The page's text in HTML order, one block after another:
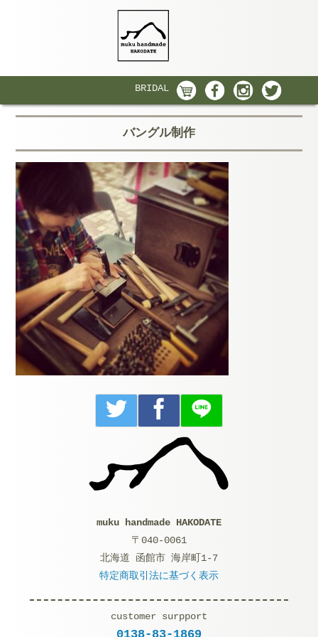
BRIDAL
バングル制作
muku handmade HAKODATE
〒040-0061
北海道 函館市 海岸町1-7
特定商取引法に基づく表示
customer surpport